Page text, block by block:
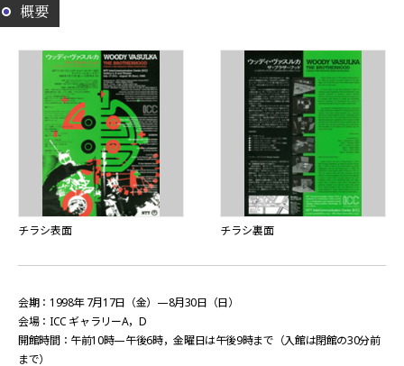
概要
チラシ表面 チラシ裏面
会期：1998年 7月17日（金）—8月30日（日）
会場：ICC ギャラリーA，D
開館時間：午前10時—午後6時，金曜日は午後9時まで（入館は閉館の30分前
まで）